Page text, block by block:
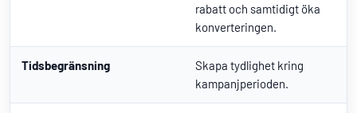
rabatt och samtidigt öka
konverteringen.
Tidsbegränsning
Skapa tydlighet kring
kampanjperioden.